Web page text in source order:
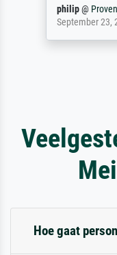
philip@
September 23,
Hoe gaat